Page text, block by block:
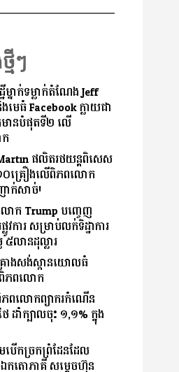
ៗ
ម្នាក់ទម្លាក់តំណែង Jeff
មេធំ Facebook ក្លាយជា
ានបំផុតទី២ លើ
ផលិតរថយន្តពិសេស
០គ្រឿងលើពិភពលោក
ាក់សាច់!
ោក Trump បញ្ចេញ
វការ សម្រាប់លក់ទិដ្ឋាការ
៥លានដុល្លារ
ោងសង់ស្ពានយោលធំ
ភពលោក
ភពលោកព្យាករកំណើន
ៃ ដាំក្បាលចុះ ១,១% ក្នុង
បើកច្រកព្រំដែនដែល
ឯកតោភាគី សម្តេចហ៊ុន